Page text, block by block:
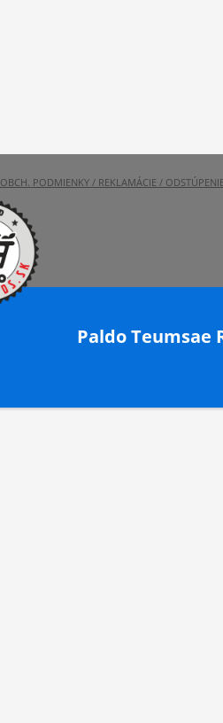
OBCH. PODMIENKY / REKLAMÁCIE / ODSTÚPENIE
Paldo Teumsae